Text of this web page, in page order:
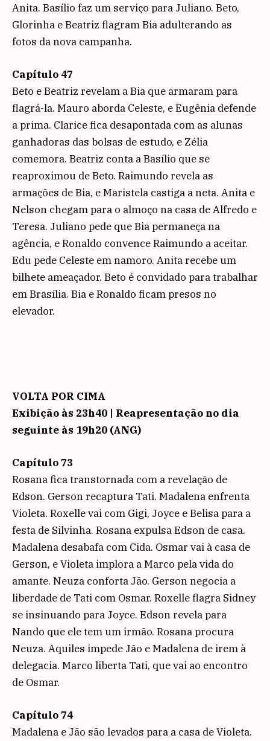
Anita. Basílio faz um serviço para Juliano. Beto,
Glorinha e Beatriz flagram Bia adulterando as
fotos da nova campanha.
Capítulo 47
Beto e Beatriz revelam a Bia que armaram para
flagrá-la. Mauro aborda Celeste, e Eugênia defende
a prima. Clarice fica desapontada com as alunas
ganhadoras das bolsas de estudo, e Zélia
comemora. Beatriz conta a Basílio que se
reaproximou de Beto. Raimundo revela as
armações de Bia, e Maristela castiga a neta. Anita e
Nelson chegam para o almoço na casa de Alfredo e
Teresa. Juliano pede que Bia permaneça na
agência, e Ronaldo convence Raimundo a aceitar.
Edu pede Celeste em namoro. Anita recebe um
bilhete ameaçador. Beto é convidado para trabalhar
em Brasília. Bia e Ronaldo ficam presos no
elevador.
VOLTA POR CIMA
Exibição às 23h40 | Reapresentação no dia
seguinte às 19h20 (ANG)
Capítulo 73
Rosana fica transtornada com a revelação de
Edson. Gerson recaptura Tati. Madalena enfrenta
Violeta. Roxelle vai com Gigi, Joyce e Belisa para a
festa de Silvinha. Rosana expulsa Edson de casa.
Madalena desabafa com Cida. Osmar vai à casa de
Gerson, e Violeta implora a Marco pela vida do
amante. Neuza conforta Jão. Gerson negocia a
liberdade de Tati com Osmar. Roxelle flagra Sidney
se insinuando para Joyce. Edson revela para
Nando que ele tem um irmão. Rosana procura
Neuza. Aquiles impede Jão e Madalena de irem à
delegacia. Marco liberta Tati, que vai ao encontro
de Osmar.
Capítulo 74
Madalena e Jão são levados para a casa de Violeta.